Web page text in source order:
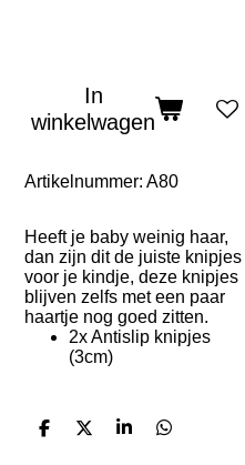
In
winkelwagen
Artikelnummer: A80
Heeft je baby weinig haar,
dan zijn dit de juiste knipjes
voor je kindje, deze knipjes
blijven zelfs met een paar
haartje nog goed zitten.
2x Antislip knipjes
(3cm)
D
D
S
D